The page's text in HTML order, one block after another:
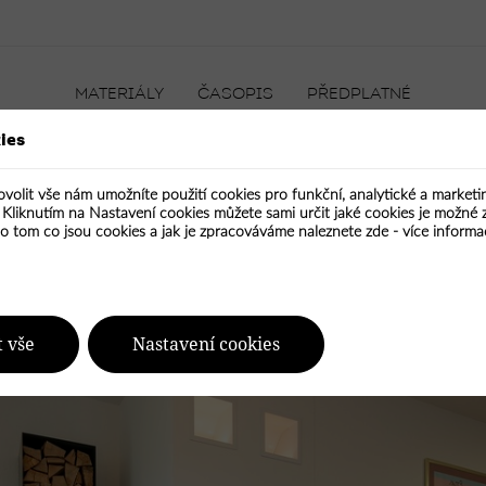
vše nám umožníte použití cookies pro funkční, analytické a
na Nastavení cookies můžete sami určit jaké cookies je možné
tom co jsou cookies a jak je zpracováváme naleznete zde - více
vše Nastavení cookies
MATERIÁLY ČASOPIS PŘEDPLATNÉ
CIHLA KÁMEN KOV SKLO PLAST TEXTIL
domě? Proč ne!